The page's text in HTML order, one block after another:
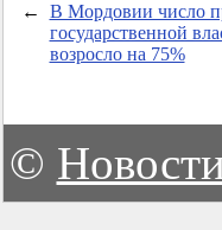
←
В Мордовии число
государственной
возросло на 75%
©